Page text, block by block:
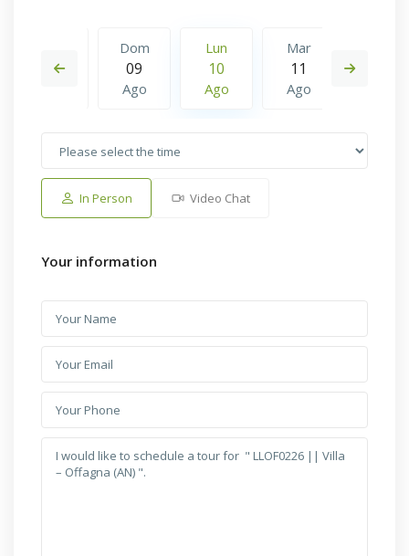
18
Dom
09
Ago
Lun
10
Ago
Mar
11
Ago
In Person Video Chat
Your information